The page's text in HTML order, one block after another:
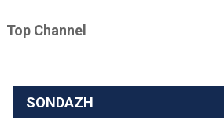
Top Channel
SONDAZH